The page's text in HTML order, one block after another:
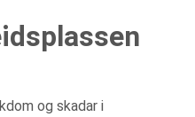
og skadar i